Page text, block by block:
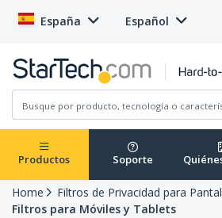
España Español
Productos Soporte
Home
Filtros de Privacidad para
Filtros para Móviles y Tablets